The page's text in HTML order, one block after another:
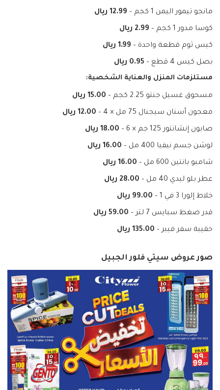
مانجو تيمور اليمن 1 كجم – 12.99 ريال
كوسا مدور 1 كجم – 2.99 ريال
كيس ثوم قطعة واحدة – 1.99 ريال
بصل كيس 4 قطع – 0.95 ريال
مستلزمات المنزل والعناية الشخصية:
مسحوق غسيل جنتو 2.25 كجم – 15.00 ريال
معجون أسنان سيجنال 75 مل × 4 – 12.00 ريال
صابون إنشانتور 125 جم × 6 – 18.00 ريال
لوشن جسم نيفيا 400 مل – 16.00 ريال
شامبو بانتين 600 مل – 16.00 ريال
عطر بلو ليدي 40 مل – 28.00 ريال
خلاط إلورا 3 في 1 – 99.00 ريال
قدر ضغط سبايس 7 لتر – 59.00 ريال
حقيبة سفر فيبر – 135.00 ريال
صور عروض سيتي فلور الجبيل